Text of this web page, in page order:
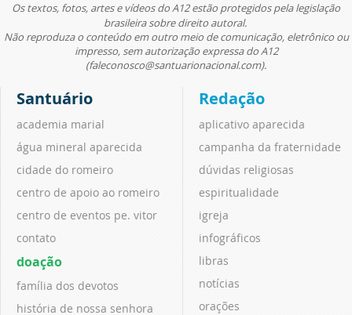
Os textos, fotos, artes e vídeos do A12 estão protegidos pela legislação
brasileira sobre direito autoral.
Não reproduza o conteúdo em outro meio de comunicação, eletrônico ou
impresso, sem autorização expressa do A12
(faleconosco@santuarionacional.com).
Santuário
academia marial
água mineral aparecida
cidade do romeiro
centro de apoio ao romeiro
centro de eventos pe. vitor
contato
doação
família dos devotos
história de nossa senhora
Redação
aplicativo aparecida
campanha da fraternidade
dúvidas religiosas
espiritualidade
igreja
infográficos
libras
notícias
orações